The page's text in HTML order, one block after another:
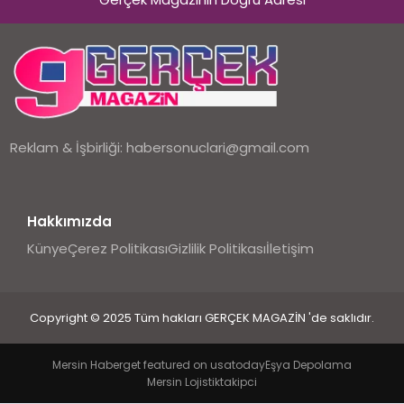
EKONOMI
DÜNYA
Reklam & İşbirliği:habersonuclari@gmail.com
Hakkımızda
KünyeÇerez PolitikasıGizlilik Politikasıİletişim
Copyright © 2025 Tüm hakları GERÇEK MAGAZİN 'de saklıdır.
Mersin Haberget featured on usatodayEşya Depolama
Mersin Lojistiktakipci